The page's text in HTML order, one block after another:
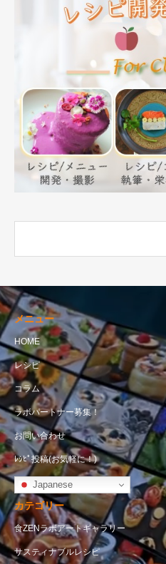
メニュー
HOME
レシピ
コラム
ラボパートナー募集！
お問い合わせ
ﾚｼﾋﾟ投稿(お気軽に！)
Japanese
カテゴリー
食ZENラボアートギャラリー
サスティナブルレシピ